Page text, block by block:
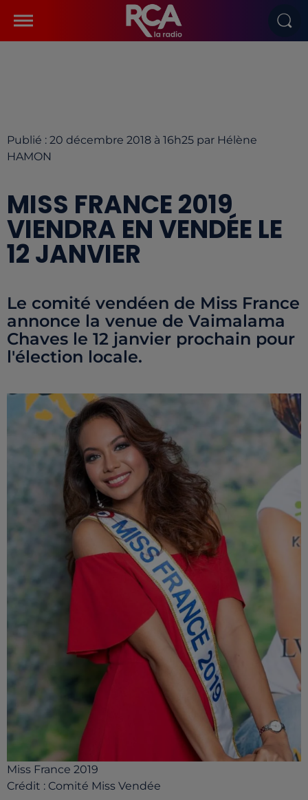
Publié : 20 décembre 2018 à 16h25 par Hélène
HAMON
MISS FRANCE 2019
VIENDRA EN VENDÉE LE
12 JANVIER
Le comité vendéen de Miss France
annonce la venue de Vaimalama
Chaves le 12 janvier prochain pour
l'élection locale.
Miss France 2019
Crédit : Comité Miss Vendée